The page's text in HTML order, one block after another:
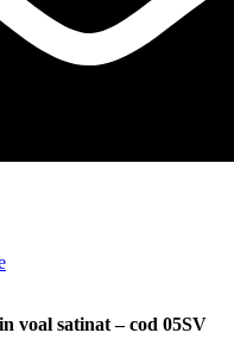
voal satinat – cod 05SV